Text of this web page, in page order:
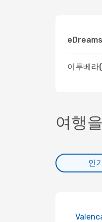
이투베라
여행
인